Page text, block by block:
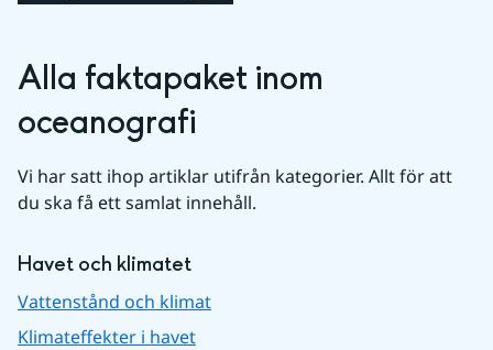
Alla faktapaket inom
oceanografi
Vi har satt ihop artiklar utifrån kategorier. Allt för att
du ska få ett samlat innehåll.
Havet och klimatet
Vattenstånd och klimat
Klimateffekter i havet